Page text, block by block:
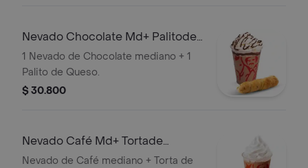
Nevado Chocolate Md+ Palitode
Queso
1 Nevado de Chocolate mediano + 1
Palito de Queso.
$ 30.800
Nevado Café Md+ Tortade
Banano
Nevado de Café mediano + Torta de